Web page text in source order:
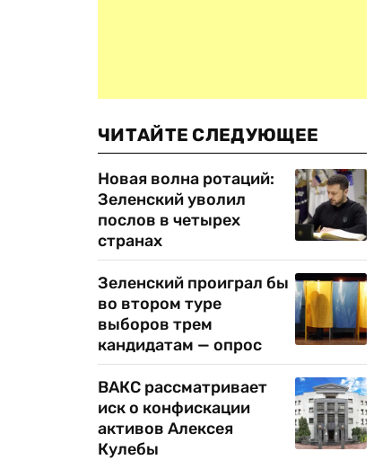
ЧИТАЙТЕ СЛЕДУЮЩЕЕ
Новая волна ротаций:
Зеленский уволил
послов в четырех
странах
Зеленский проиграл бы
во втором туре
выборов трем
кандидатам — опрос
ВАКС рассматривает
иск о конфискации
активов Алексея
Кулебы